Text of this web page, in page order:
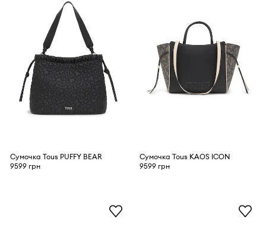
Сумочка Tous PUFFY BEAR
9599 грн
Сумочка Tous KAOS ICON
9599 грн